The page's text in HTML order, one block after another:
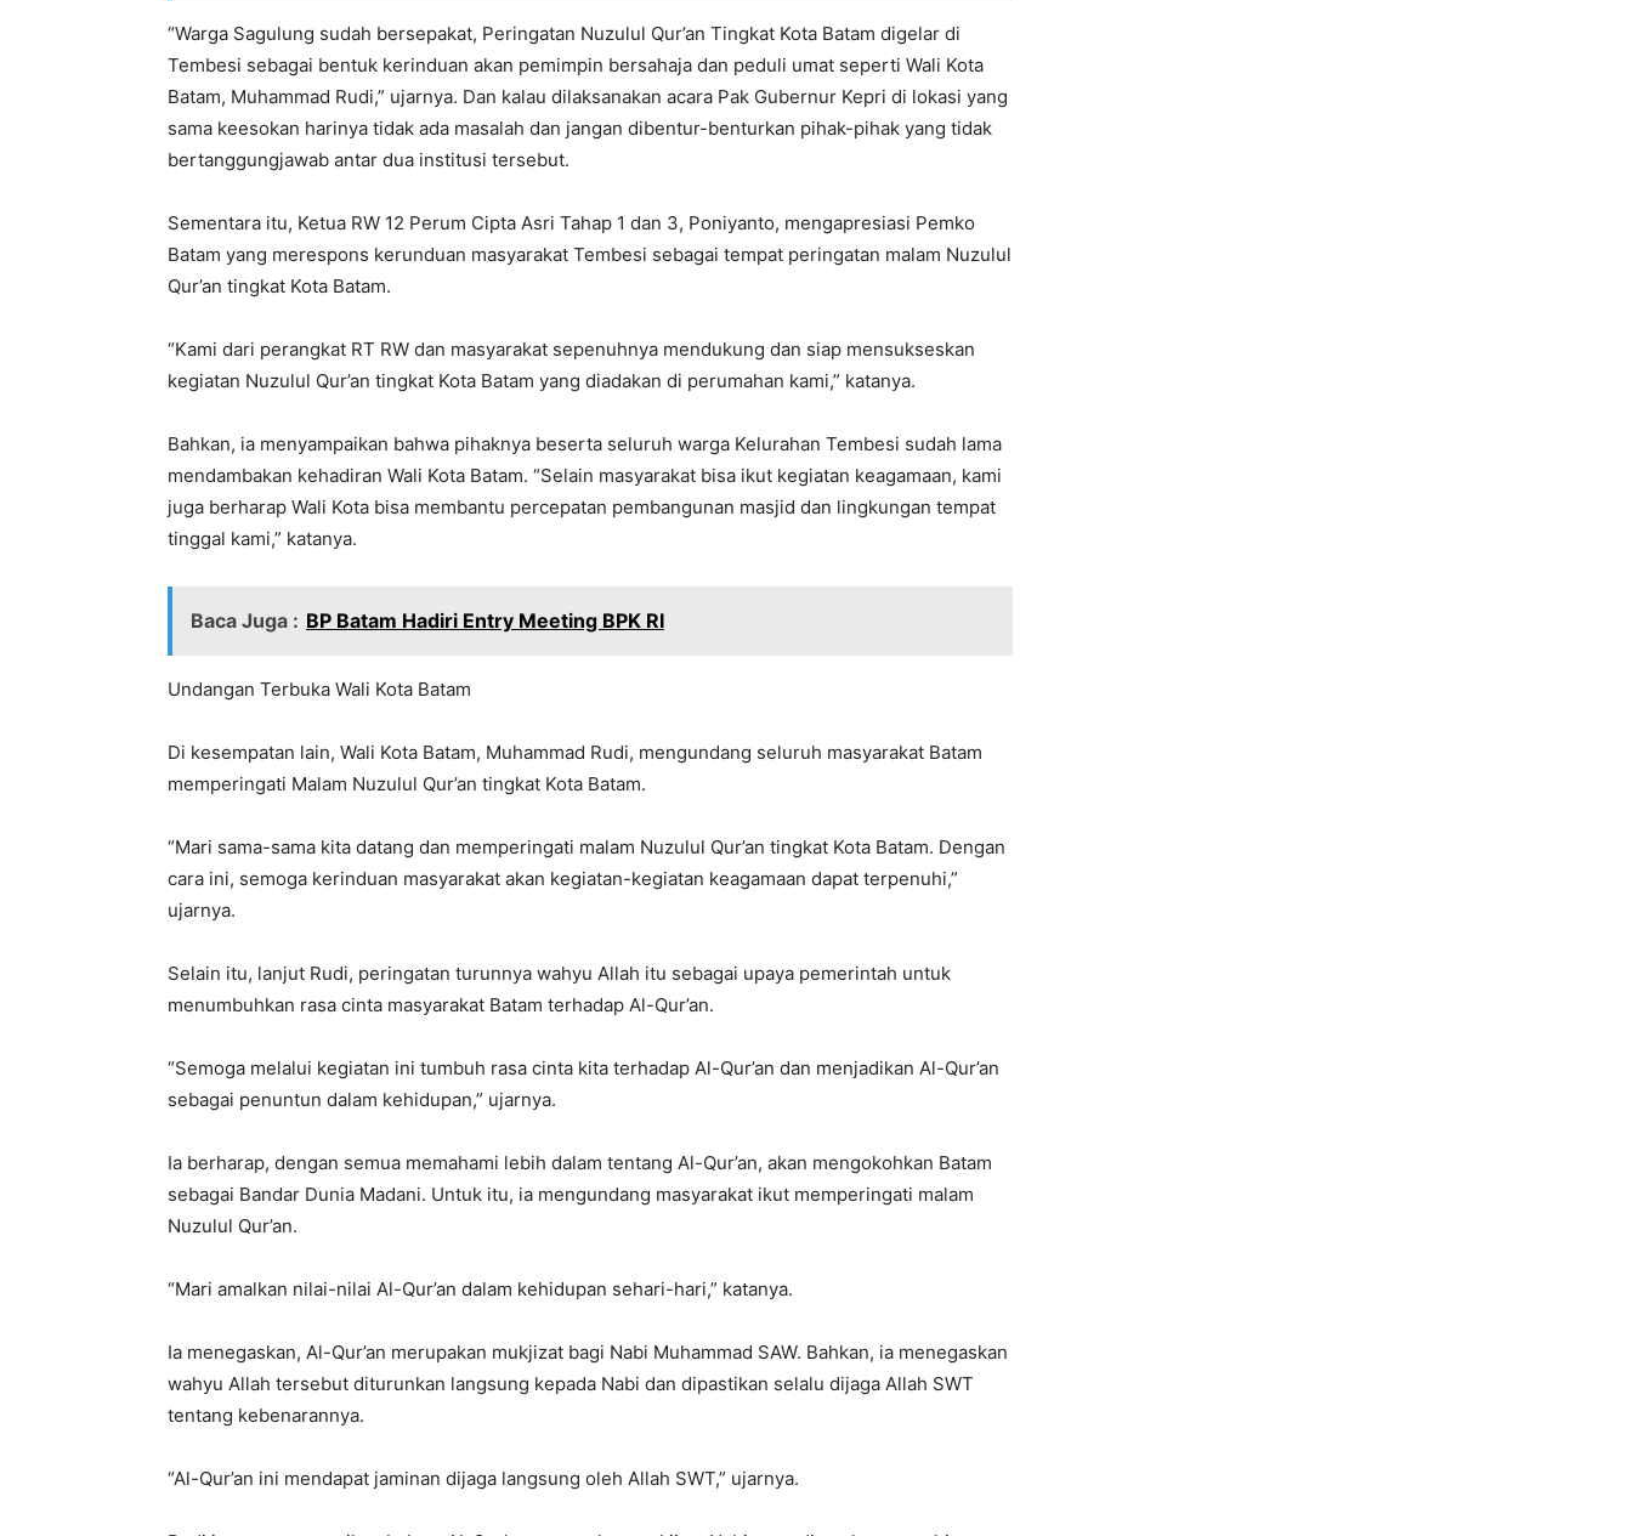
“Warga Sagulung sudah bersepakat, Peringatan Nuzulul Qur’an Tingkat Kota Batam digelar di
Tembesi sebagai bentuk kerinduan akan pemimpin bersahaja dan peduli umat seperti Wali Kota
Batam, Muhammad Rudi,” ujarnya. Dan kalau dilaksanakan acara Pak Gubernur Kepri di lokasi yang
sama keesokan harinya tidak ada masalah dan jangan dibentur-benturkan pihak-pihak yang tidak
bertanggungjawab antar dua institusi tersebut.
Sementara itu, Ketua RW 12 Perum Cipta Asri Tahap 1 dan 3, Poniyanto, mengapresiasi Pemko
Batam yang merespons kerunduan masyarakat Tembesi sebagai tempat peringatan malam Nuzulul
Qur’an tingkat Kota Batam.
“Kami dari perangkat RT RW dan masyarakat sepenuhnya mendukung dan siap mensukseskan
kegiatan Nuzulul Qur’an tingkat Kota Batam yang diadakan di perumahan kami,” katanya.
Bahkan, ia menyampaikan bahwa pihaknya beserta seluruh warga Kelurahan Tembesi sudah lama
mendambakan kehadiran Wali Kota Batam. “Selain masyarakat bisa ikut kegiatan keagamaan, kami
juga berharap Wali Kota bisa membantu percepatan pembangunan masjid dan lingkungan tempat
tinggal kami,” katanya.
Baca Juga : BP Batam Hadiri Entry Meeting BPK RI
Undangan Terbuka Wali Kota Batam
Di kesempatan lain, Wali Kota Batam, Muhammad Rudi, mengundang seluruh masyarakat Batam
memperingati Malam Nuzulul Qur’an tingkat Kota Batam.
“Mari sama-sama kita datang dan memperingati malam Nuzulul Qur’an tingkat Kota Batam. Dengan
cara ini, semoga kerinduan masyarakat akan kegiatan-kegiatan keagamaan dapat terpenuhi,”
ujarnya.
Selain itu, lanjut Rudi, peringatan turunnya wahyu Allah itu sebagai upaya pemerintah untuk
menumbuhkan rasa cinta masyarakat Batam terhadap Al-Qur’an.
“Semoga melalui kegiatan ini tumbuh rasa cinta kita terhadap Al-Qur’an dan menjadikan Al-Qur’an
sebagai penuntun dalam kehidupan,” ujarnya.
Ia berharap, dengan semua memahami lebih dalam tentang Al-Qur’an, akan mengokohkan Batam
sebagai Bandar Dunia Madani. Untuk itu, ia mengundang masyarakat ikut memperingati malam
Nuzulul Qur’an.
“Mari amalkan nilai-nilai Al-Qur’an dalam kehidupan sehari-hari,” katanya.
Ia menegaskan, Al-Qur’an merupakan mukjizat bagi Nabi Muhammad SAW. Bahkan, ia menegaskan
wahyu Allah tersebut diturunkan langsung kepada Nabi dan dipastikan selalu dijaga Allah SWT
tentang kebenarannya.
“Al-Qur’an ini mendapat jaminan dijaga langsung oleh Allah SWT,” ujarnya.